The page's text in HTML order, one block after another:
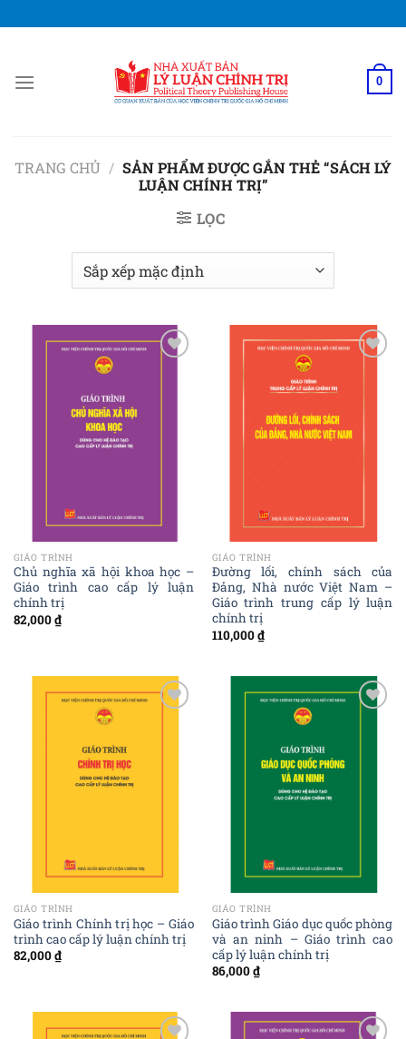
qua
dung
0
TRANG CHỦ / SẢN PHẨM ĐƯỢC GẮN THẺ “SÁCH LÝ
LUẬN CHÍNH TRỊ”
LỌC
GIÁO TRÌNH
Chủ nghĩa xã hội khoa học –
Giáo trình cao cấp lý luận
chính trị
82,000₫
GIÁO TRÌNH
Đường lối, chính sách của
Đảng, Nhà nước Việt Nam –
Giáo trình trung cấp lý luận
chính trị
110,000₫
GIÁO TRÌNH
Giáo trình Chính trị học – Giáo
trình cao cấp lý luận chính trị
82,000₫
GIÁO TRÌNH
Giáo trình Giáo dục quốc phòng
và an ninh – Giáo trình cao
cấp lý luận chính trị
86,000₫